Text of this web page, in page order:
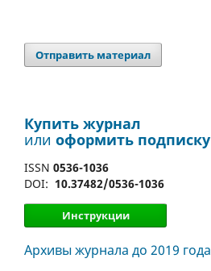
Отправить материал
Купить журнал
или оформить подписку
ISSN 0536-1036
DOI: 10.37482/0536-1036
Инструкции
Архивы журнала до 2019 года